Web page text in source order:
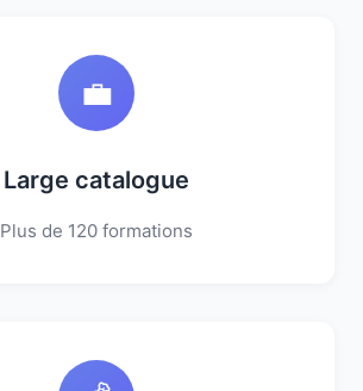
💼
Large catalogue
Plus de 120 formations